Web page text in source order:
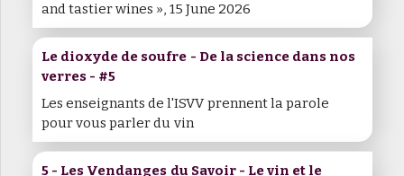
and tastier wines », 15 June 2026
Le dioxyde de soufre - De la science dans nos
verres - #5
Les enseignants de l'ISVV prennent la parole
pour vous parler du vin
5 - Les Vendanges du Savoir - Le vin et le